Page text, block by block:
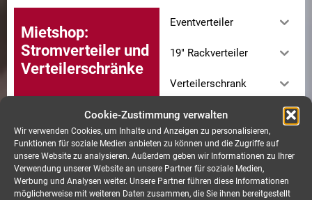
Cookie-Zustimmung verwalten
Wir verwenden Cookies, um Inhalte und Anzeigen zu personalisieren,
Funktionen für soziale Medien anbieten zu können und die Zugriffe auf
unsere Website zu analysieren. Außerdem geben wir Informationen zu Ihrer
Verwendung unserer Website an unsere Partner für soziale Medien,
Werbung und Analysen weiter. Unsere Partner führen diese Informationen
möglicherweise mit weiteren Daten zusammen, die Sie ihnen bereitgestellt
Mietshop:
Stromverteiler und
Verteilerschränke
Eventverteiler
19" Rackverteiler
Verteilerschrank
Verteiler CEE 63A auf 2x
CEE 32A, MCB
€27,13 inkl. 19%